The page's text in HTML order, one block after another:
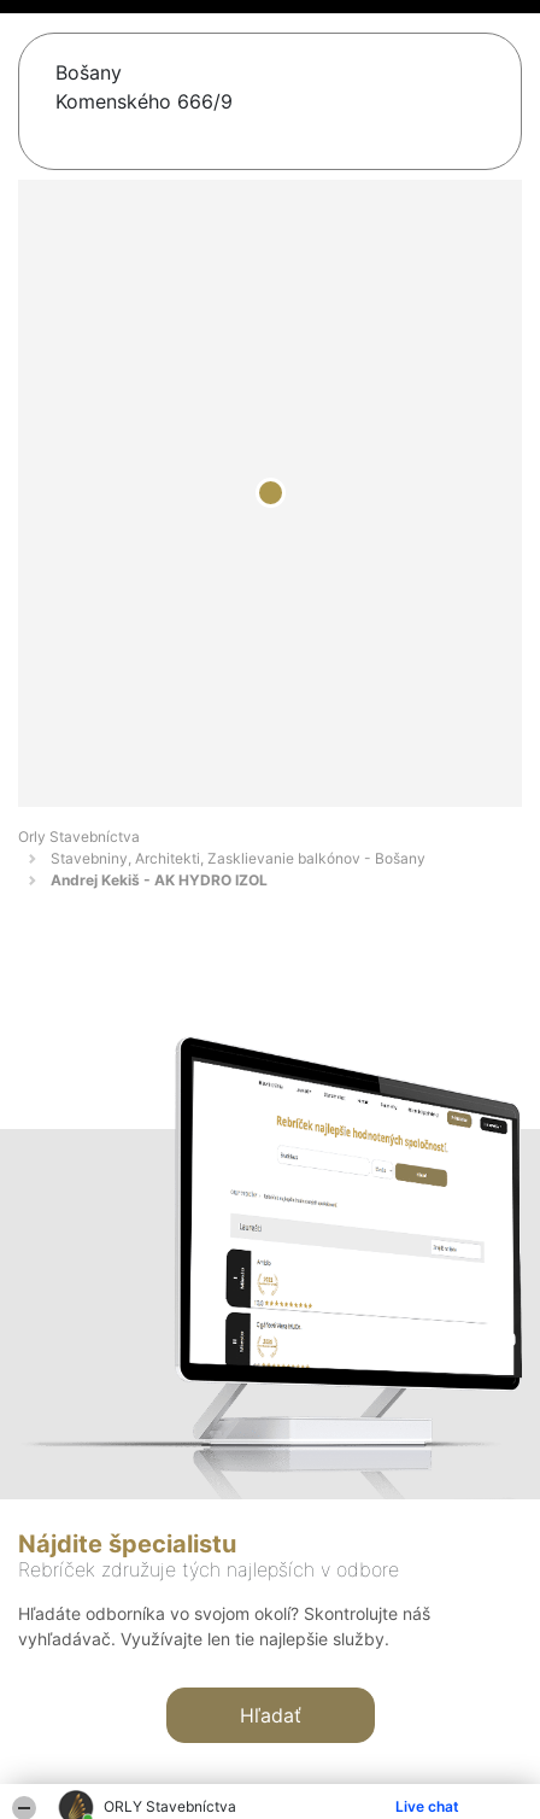
ORLY Stavebníctva Live chat
Bošany
Komenského 666/9
Orly Stavebníctva
Stavebniny, Architekti, Zasklievanie balkónov - Bošany
Andrej Kekiš - AK HYDRO IZOL
Nájdite špecialistu
Rebríček združuje tých najlepších v odbore
Hľadáte odborníka vo svojom okolí? Skontrolujte náš
vyhľadávač. Využívajte len tie najlepšie služby.
Hľadať